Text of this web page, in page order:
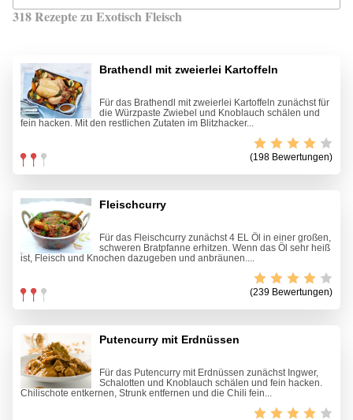
318 Rezepte zu Exotisch Fleisch
Brathendl mit zweierlei Kartoffeln
Für das Brathendl mit zweierlei Kartoffeln zunächst für
die Würzpaste Zwiebel und Knoblauch schälen und
fein hacken. Mit den restlichen Zutaten im Blitzhacker...
(198 Bewertungen)
Fleischcurry
Für das Fleischcurry zunächst 4 EL Öl in einer großen,
schweren Bratpfanne erhitzen. Wenn das Öl sehr heiß
ist, Fleisch und Knochen dazugeben und anbräunen....
(239 Bewertungen)
Putencurry mit Erdnüssen
Für das Putencurry mit Erdnüssen zunächst Ingwer,
Schalotten und Knoblauch schälen und fein hacken.
Chilischote entkernen, Strunk entfernen und die Chili fein...